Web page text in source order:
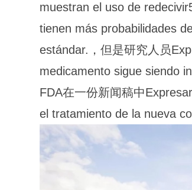
muestran el uso de
tienen más probabilidades
estándar.，但是研究人员
medicamento sigue siendo
FDA在一份新闻稿中
el tratamiento de la nueva